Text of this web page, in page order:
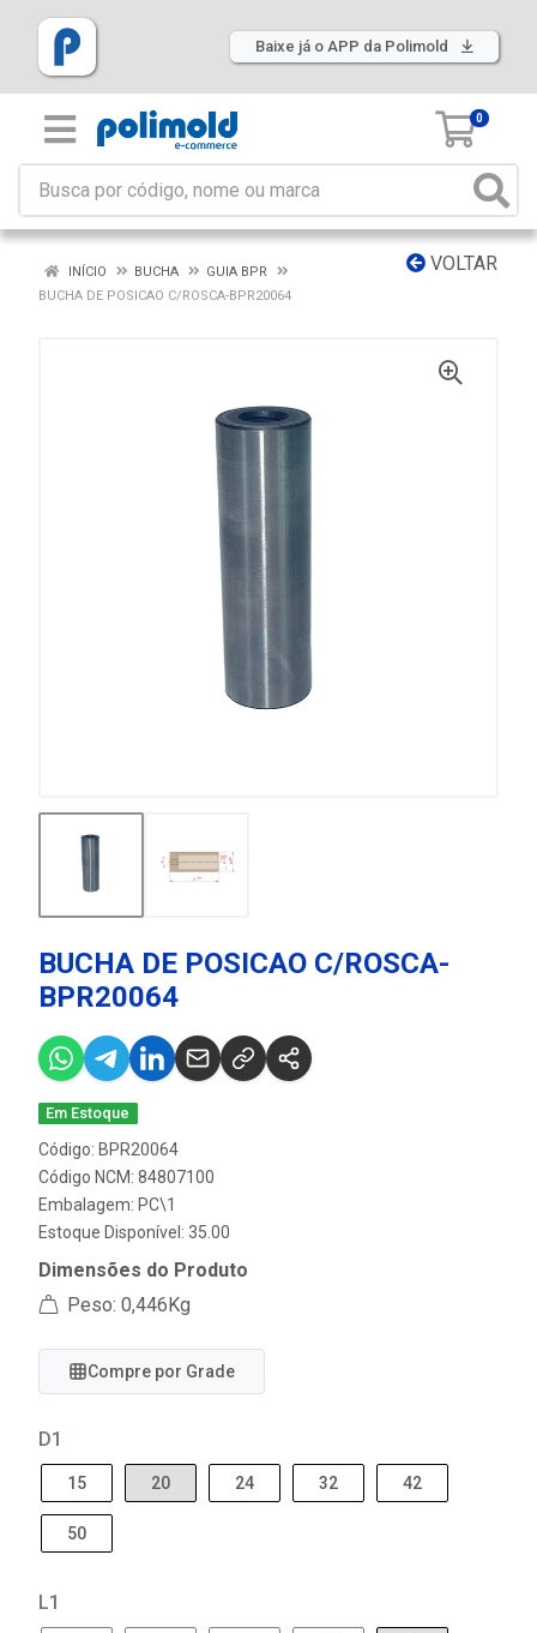
Baixe já o APP da Polimold
0
VOLTAR
INÍCIO BUCHA
GUIA BPR
BUCHA DE POSICAO C/ROSCA-BPR20064
BUCHA DE POSICAO C/ROSCA-
BPR20064
Em Estoque
Código: BPR20064
Código NCM: 84807100
Embalagem: PC\1
Estoque Disponível: 35.00
Dimensões do Produto
Peso: 0,446Kg
Compre por Grade
D1
15 20 24 32 42
50
L1